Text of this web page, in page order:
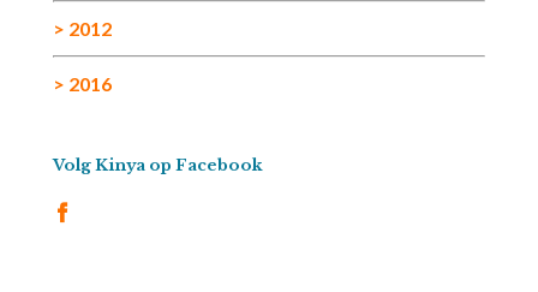
> 2012
> 2016
Volg Kinya op Facebook